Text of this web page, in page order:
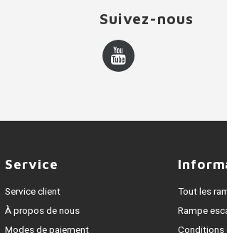
Suivez-nous
Service
Service client
À propos de nous
Modes de paiement
Tout les
Rampe
Conditions